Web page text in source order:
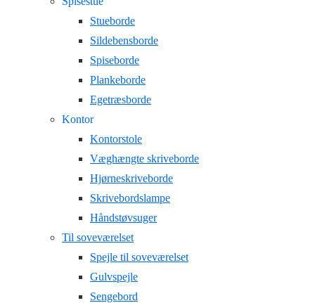
Stueborde
Sildebensborde
Spiseborde
Plankeborde
Egetræsborde
Kontor
Kontorstole
Væghængte skriveborde
Hjørneskriveborde
Skrivebordslampe
Håndstøvsuger
Til soveværelset
Spejle til soveværelset
Gulvspejle
Sengebord